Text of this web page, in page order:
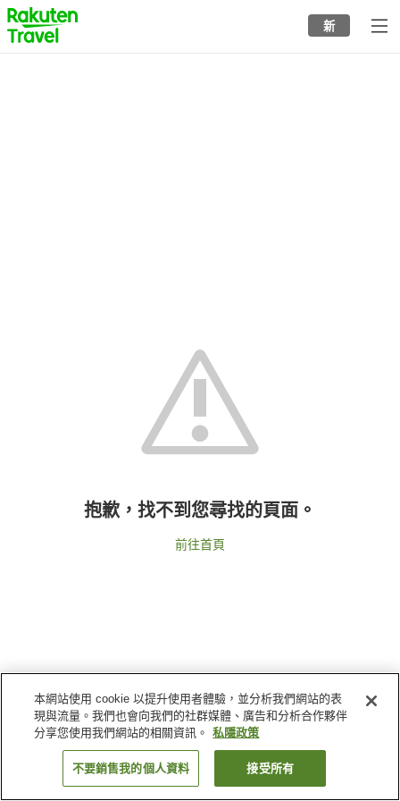
to
top
page
新
抱歉，找不到您尋找的頁面。
前往首頁
本網站使用 cookie 以提升使用者體驗，並分析我們網站的表
現與流量。我們也會向我們的社群媒體、廣告和分析合作夥伴
分享您使用我們網站的相關資訊。
私隱政策
不要銷售我的個人資料 接受所有